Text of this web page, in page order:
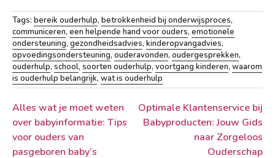
Tags: bereik ouderhulp, betrokkenheid bij onderwijsproces,
communiceren, een helpende hand voor ouders, emotionele
ondersteuning, gezondheidsadvies, kinderopvangadvies,
opvoedingsondersteuning, ouderavonden, oudergesprekken,
ouderhulp, school, soorten ouderhulp, voortgang kinderen, waarom
is ouderhulp belangrijk, wat is ouderhulp
Berichtnavigatie
Alles wat je moet weten
over babyinformatie: Tips
voor ouders van
pasgeboren baby’s
Optimale Klantenservice bij
Babyproducten: Jouw Gids
naar Zorgeloos
Ouderschap